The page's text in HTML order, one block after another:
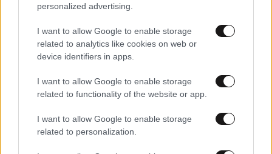
personalized advertising.
I want to allow Google to enable storage
related to analytics like cookies on web or
device identifiers in apps.
I want to allow Google to enable storage
related to functionality of the website or app.
I want to allow Google to enable storage
related to personalization.
2 ω. πριν
Ιός Δυτικού Νείλου: Σε συναγερμό οι αρχές
στην Αττική – Νέα κρούσματα σε Άλιμο και
Αργυρούπολη – Τα κρίσιμα συμπτώματα